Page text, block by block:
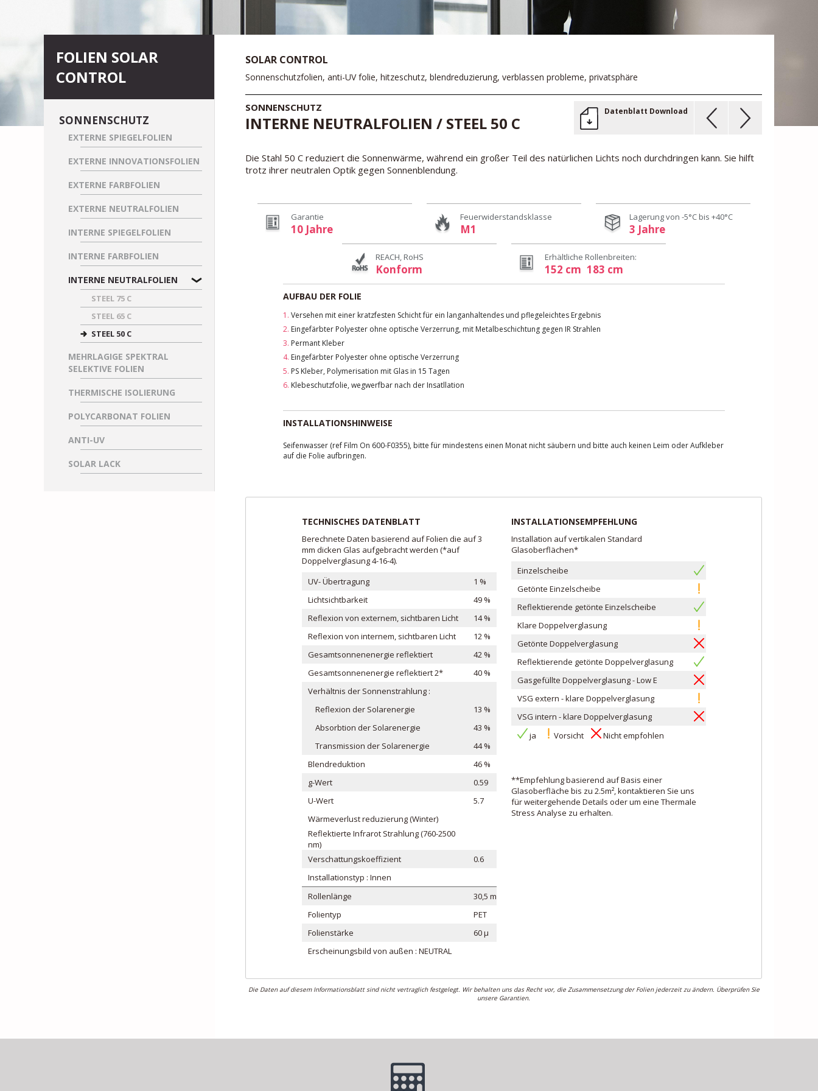
FOLIEN SOLAR
CONTROL
SONNENSCHUTZ
EXTERNE SPIEGELFOLIEN
EXTERNE INNOVATIONSFOLIEN
EXTERNE FARBFOLIEN
EXTERNE NEUTRALFOLIEN
INTERNE SPIEGELFOLIEN
INTERNE FARBFOLIEN
INTERNE NEUTRALFOLIEN
STEEL 75 C
STEEL 65 C
STEEL 50 C
MEHRLAGIGE SPEKTRAL
SELEKTIVE FOLIEN
THERMISCHE ISOLIERUNG
POLYCARBONAT FOLIEN
ANTI-UV
SOLAR LACK
SOLAR CONTROL
Sonnenschutzfolien, anti-UV folie, hitzeschutz, blendreduzierung, verblassen probleme, privatsphäre
Datenblatt Download
SONNENSCHUTZ
INTERNE NEUTRALFOLIEN / STEEL 50 C
Die Stahl 50 C reduziert die Sonnenwärme, während ein großer Teil des natürlichen Lichts noch durchdringen kann. Sie hilft
trotz ihrer neutralen Optik gegen Sonnenblendung.
Garantie
10 Jahre
Feuerwiderstandsklasse
M1
Lagerung von -5°C bis +40°C
3 Jahre
REACH, RoHS
Konform
Erhältliche Rollenbreiten:
152 cm 183 cm
AUFBAU DER FOLIE
1. Versehen mit einer kratzfesten Schicht für ein langanhaltendes und pflegeleichtes Ergebnis
2. Eingefärbter Polyester ohne optische Verzerrung, mit Metalbeschichtung gegen IR Strahlen
3. Permant Kleber
4. Eingefärbter Polyester ohne optische Verzerrung
5. PS Kleber, Polymerisation mit Glas in 15 Tagen
6. Klebeschutzfolie, wegwerfbar nach der Insatllation
INSTALLATIONSHINWEISE
Seifenwasser (ref Film On 600-F0355), bitte für mindestens einen Monat nicht säubern und bitte auch keinen Leim oder Aufkleber
auf die Folie aufbringen.
TECHNISCHES DATENBLATT
Berechnete Daten basierend auf Folien die auf 3
mm dicken Glas aufgebracht werden (*auf
Doppelverglasung 4-16-4).
UV- Übertragung
1 %
Lichtsichtbarkeit
49 %
Reflexion von externem, sichtbaren Licht
14 %
Reflexion von internem, sichtbaren Licht
12 %
Gesamtsonnenenergie reflektiert
42 %
Gesamtsonnenenergie reflektiert 2*
40 %
Verhältnis der Sonnenstrahlung :
Reflexion der Solarenergie
13 %
Absorbtion der Solarenergie
43 %
Transmission der Solarenergie
44 %
Blendreduktion
46 %
g-Wert
0.59
U-Wert
5.7
Wärmeverlust reduzierung (Winter)
Reflektierte Infrarot Strahlung (760-2500
nm)
Verschattungskoeffizient
0.6
Installationstyp : Innen
Rollenlänge
30,5 m
Folientyp
PET
Folienstärke
60 μ
Erscheinungsbild von außen : NEUTRAL
INSTALLATIONSEMPFEHLUNG
Installation auf vertikalen Standard
Glasoberflächen*
Einzelscheibe
Getönte Einzelscheibe
Reflektierende getönte Einzelscheibe
Klare Doppelverglasung
Getönte Doppelverglasung
Reflektierende getönte Doppelverglasung
Gasgefüllte Doppelverglasung - Low E
VSG extern - klare Doppelverglasung
VSG intern - klare Doppelverglasung
ja
Vorsicht Nicht empfohlen
**Empfehlung basierend auf Basis einer
Glasoberfläche bis zu 2.5m², kontaktieren Sie uns
für weitergehende Details oder um eine Thermale
Stress Analyse zu erhalten.
Die Daten auf diesem Informationsblatt sind nicht vertraglich festgelegt. Wir behalten uns das Recht vor, die Zusammensetzung der Folien jederzeit zu ändern. Überprüfen Sie
unsere Garantien.